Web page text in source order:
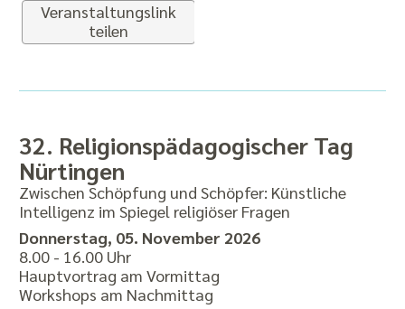
Veranstaltungslink
teilen
32. Religionspädagogischer Tag
Nürtingen
Zwischen Schöpfung und Schöpfer: Künstliche
Intelligenz im Spiegel religiöser Fragen
Donnerstag, 05. November 2026
8.00 - 16.00 Uhr
Hauptvortrag am Vormittag
Workshops am Nachmittag